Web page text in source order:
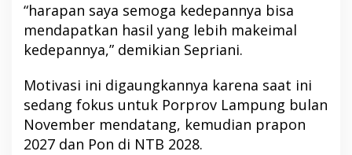
“harapan saya semoga kedepannya bisa
mendapatkan hasil yang lebih makeimal
kedepannya,” demikian Sepriani.
Motivasi ini digaungkannya karena saat ini
sedang fokus untuk Porprov Lampung bulan
November mendatang, kemudian prapon
2027 dan Pon di NTB 2028.